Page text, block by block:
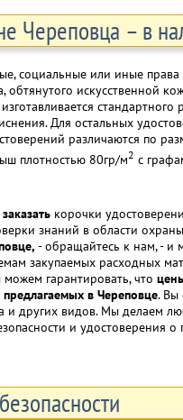
Череповца – в
социальные или иные
обтянутого искусственной
Для остальных
различаются по
плотностью 80гр/м2 с
корочки
знаний в области
- обращайтесь к нам, - и
закупаемых расходных
гарантировать, что
в Череповце. Вы
и других видов. Мы делаем
и удостоверения